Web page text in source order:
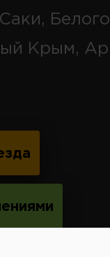
Крым,